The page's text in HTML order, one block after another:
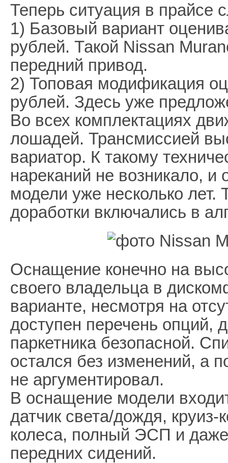
Теперь ситуация в прайсе
1) Базовый вариант
рублей. Такой Nissan
передний привод.
2) Топовая модификация
рублей. Здесь уже
Во всех комплектациях
лошадей. Трансмиссией
вариатор. К такому
нареканий не возникало, и
модели уже несколько лет.
доработки включались в
Оснащение конечно на
своего владельца в
варианте, несмотря на
доступен перечень опций,
паркетника безопасной.
остался без изменений, а
не аргументировал.
В оснащение модели
датчик света/дождя, круиз-
колеса, полный ЭСП и даже
передних сидений.